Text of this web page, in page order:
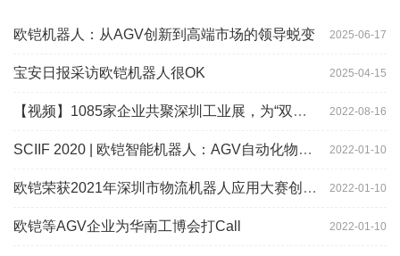
2025-06-17
欧铠机器人：从AGV创新到高端市场的领导蜕变
2025-04-15
宝安日报采访欧铠机器人很OK
2022-08-16
【视频】1085家企业共聚深圳工业展，为“双链”畅通堵点、卡点
2022-01-10
SCIIF 2020 | 欧铠智能机器人：AGV自动化物流设备及系统
2022-01-10
欧铠荣获2021年深圳市物流机器人应用大赛创新项目奖
2022-01-10
欧铠等AGV企业为华南工博会打Call